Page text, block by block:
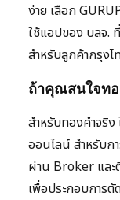
ง่าย เลือก
ใช้แอปของ บลจ.
สำหรับลูกค้ากรุงไ
ถ้าคุณสนใจท
สำหรับทองคำจริ
ออนไลน์ สำหรับก
ผ่าน Broker แล
เพื่อประกอบการ